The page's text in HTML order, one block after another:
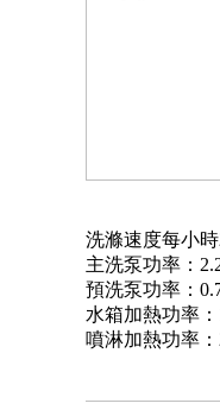
洗滌速度每小時
主洗泵功率：
預洗泵功率：
水箱加熱功率
噴淋加熱功率